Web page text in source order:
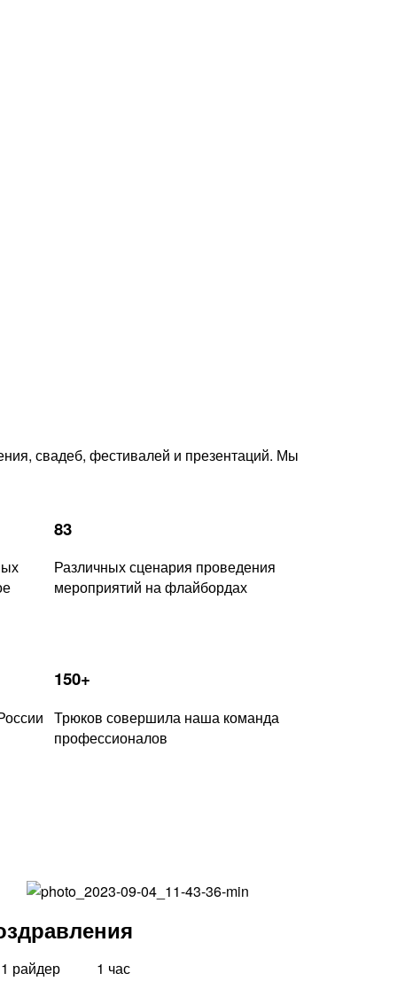
свадеб, фестивалей и презентаций. Мы
83
Различных сценария проведения
мероприятий на флайбордах
150+
Трюков совершила наша команда
профессионалов
1 райдер 1 час